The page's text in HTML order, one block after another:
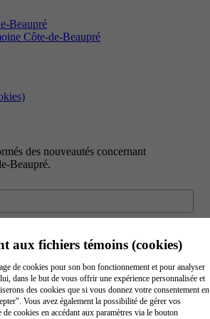
Beaupré
Côte-de-Beaupré
des nouveautés concernant
Beaupré.
aux fichiers témoins (cookies)
de cookies pour son bon fonctionnement et pour analyser
dans le but de vous offrir une expérience personnalisée et
des cookies que si vous donnez votre consentement en
Vous avez également la possibilité de gérer vos
de cookies en accédant aux paramètres via le bouton